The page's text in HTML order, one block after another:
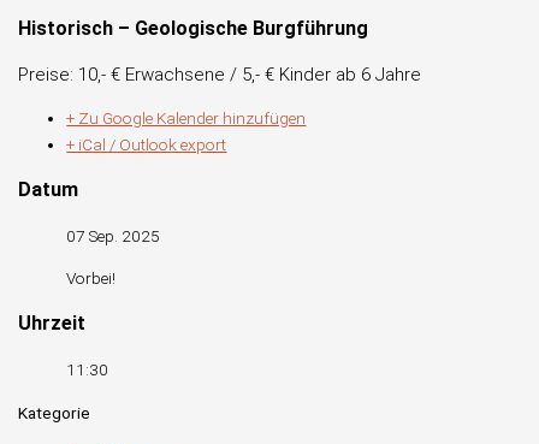
Historisch – Geologische Burgführung
Preise: 10,- € Erwachsene / 5,- € Kinder ab 6 Jahre
+ Zu Google Kalender hinzufügen
+ iCal / Outlook export
Datum
07 Sep. 2025
Vorbei!
Uhrzeit
11:30
Kategorie